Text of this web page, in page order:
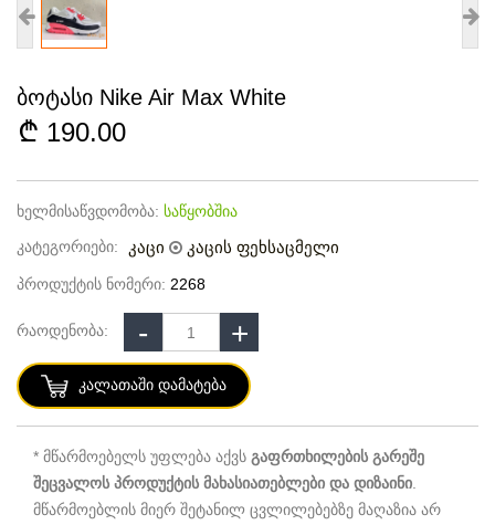
ბოტასი Nike Air Max White
190.00
ხელმისაწვდომობა: საწყობშია
კატეგორიები:
კაცი კაცის ფეხსაცმელი
პროდუქტის ნომერი: 2268
რაოდენობა:
Კალათაში Დამატება
* მწარმოებელს უფლება აქვს გაფრთხილების გარეშე
შეცვალოს პროდუქტის მახასიათებლები და დიზაინი
მწარმოებლის მიერ შეტანილ ცვლილებებზე მაღაზია არ